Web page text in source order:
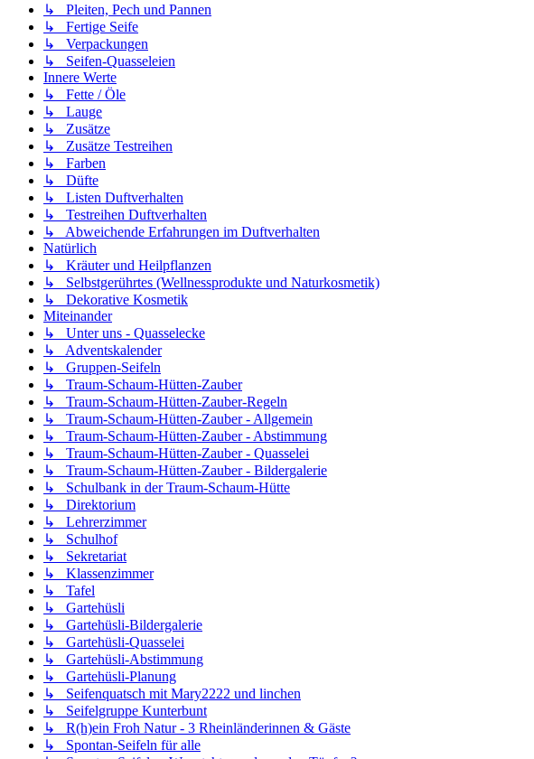
↳ Pleiten, Pech und Pannen
↳ Fertige Seife
↳ Verpackungen
↳ Seifen-Quasseleien
Innere Werte
↳ Fette / Öle
↳ Lauge
↳ Zusätze
↳ Zusätze Testreihen
↳ Farben
↳ Düfte
↳ Listen Duftverhalten
↳ Testreihen Duftverhalten
↳ Abweichende Erfahrungen im Duftverhalten
Natürlich
↳ Kräuter und Heilpflanzen
↳ Selbstgerührtes (Wellnessprodukte und Naturkosmetik)
↳ Dekorative Kosmetik
Miteinander
↳ Unter uns - Quasselecke
↳ Adventskalender
↳ Gruppen-Seifeln
↳ Traum-Schaum-Hütten-Zauber
↳ Traum-Schaum-Hütten-Zauber-Regeln
↳ Traum-Schaum-Hütten-Zauber - Allgemein
↳ Traum-Schaum-Hütten-Zauber - Abstimmung
↳ Traum-Schaum-Hütten-Zauber - Quasselei
↳ Traum-Schaum-Hütten-Zauber - Bildergalerie
↳ Schulbank in der Traum-Schaum-Hütte
↳ Direktorium
↳ Lehrerzimmer
↳ Schulhof
↳ Sekretariat
↳ Klassenzimmer
↳ Tafel
↳ Gartehüsli
↳ Gartehüsli-Bildergalerie
↳ Gartehüsli-Quasselei
↳ Gartehüsli-Abstimmung
↳ Gartehüsli-Planung
↳ Seifenquatsch mit Mary2222 und linchen
↳ Seifelgruppe Kunterbunt
↳ R(h)ein Froh Natur - 3 Rheinländerinnen & Gäste
↳ Spontan-Seifeln für alle